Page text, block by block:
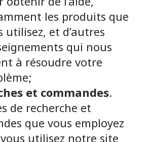
les produits que
utilisez, et d’autres
qui nous
à résoudre votre
et commandes.
de recherche et
que vous employez
utilisez notre site